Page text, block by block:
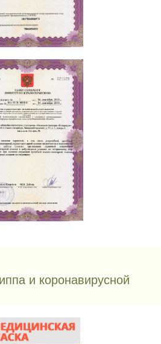
и коронавирусной